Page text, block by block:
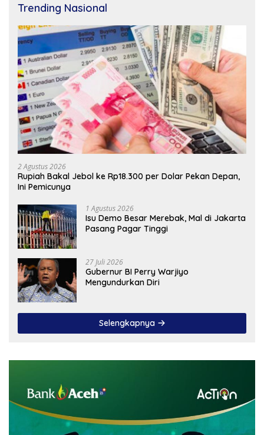
Trending Nasional
2 Agustus 2026
Rupiah Bakal Jebol ke Rp18.300 per Dolar Pekan Depan,
Ini Pemicunya
1 Agustus 2026
Isu Demo Besar Merebak, Mal di Jakarta
Pasang Pagar Tinggi
27 Juli 2026
Gubernur BI Perry Warjiyo
Mengundurkan Diri
Selengkapnya